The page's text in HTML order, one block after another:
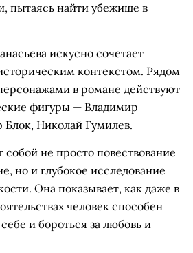
пытаясь найти убежище в
искусно сочетает
контекстом. Рядом
в романе действуют
фигуры — Владимир
Блок, Николай Гумилев.
собой не просто повествование
но и глубокое исследование
Она показывает, как даже в
человек способен
и бороться за любовь и